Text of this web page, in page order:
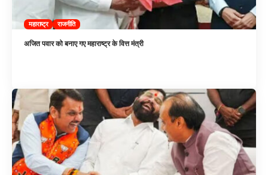
महाराष्ट्र राजनीति
अजित पवार को बनाए गए महाराष्ट्र के वित्त मंत्री